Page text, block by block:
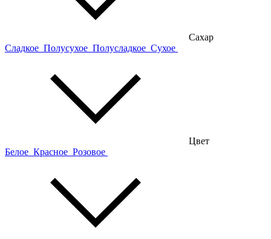
Сахар
Сладкое Полусухое Полусладкое Сухое
Цвет
Белое Красное Розовое